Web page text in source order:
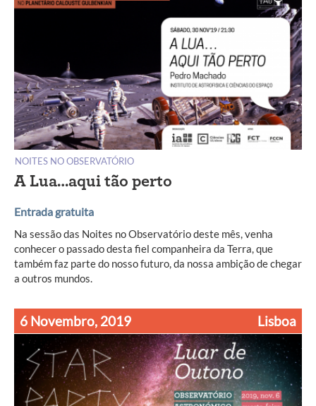
NOITES NO OBSERVATÓRIO
A Lua…aqui tão perto
Entrada gratuita
Na sessão das Noites no Observatório deste mês, venha
conhecer o passado desta fiel companheira da Terra, que
também faz parte do nosso futuro, da nossa ambição de chegar
a outros mundos.
6 Novembro, 2019 Lisboa